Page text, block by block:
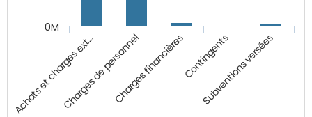
Achats et charges ext…Charges de personnelCharges financièresContingents
Subventions versées
0M